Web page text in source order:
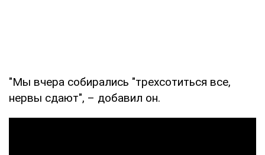
"Мы вчера собирались "трехсотиться все,
нервы сдают", – добавил он.